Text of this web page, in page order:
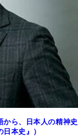
から、日本人の精神史
本史』）